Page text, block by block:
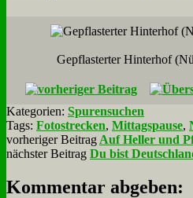
Ge­pfla­ster­ter Hin­ter­hof
Kategorien: Spurensuchen
Tags: Fotostrecken, Mittagspause,
vorheriger Beitrag Auf Heller und
nächster Beitrag Du bist
Kommentar abgeben: